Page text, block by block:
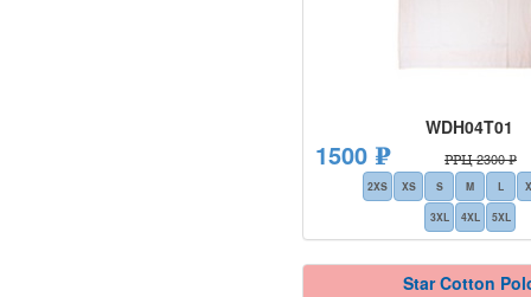
WDH04T01
1500 ₽ РРЦ 2300 ₽
2XS XS S M L
3XL
4XL 5XL
Star Cotton